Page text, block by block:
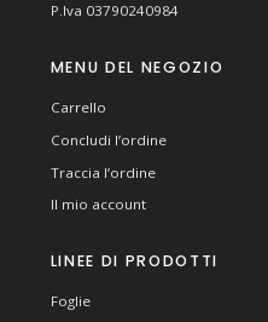
P.Iva 03790240984
MENU DEL NEGOZIO
Carrello
Concludi l’ordine
Traccia l’ordine
Il mio account
LINEE DI PRODOTTI
Foglie